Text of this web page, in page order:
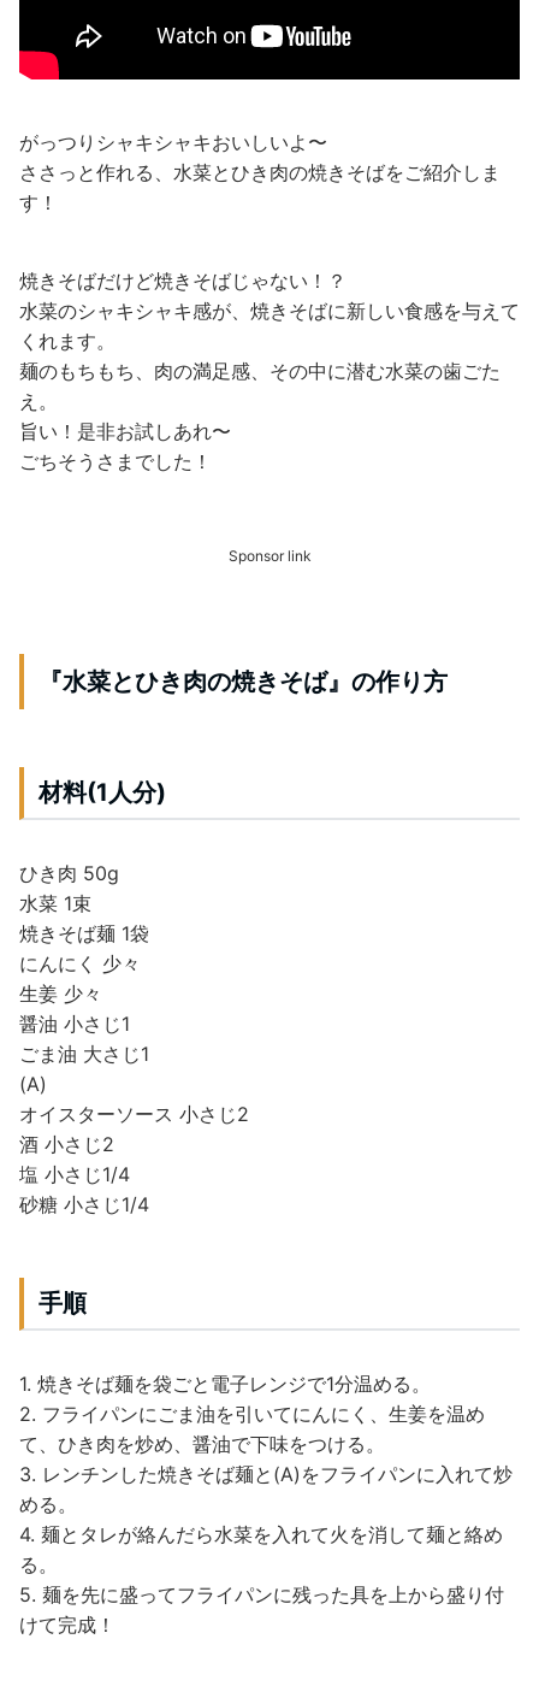
がっつりシャキシャキおいしいよ〜
ささっと作れる、水菜とひき肉の焼きそばをご紹介しま
す！
焼きそばだけど焼きそばじゃない！？
水菜のシャキシャキ感が、焼きそばに新しい食感を与えて
くれます。
麺のもちもち、肉の満足感、その中に潜む水菜の歯ごた
え。
旨い！是非お試しあれ〜
ごちそうさまでした！
Sponsor link
『水菜とひき肉の焼きそば』の作り方
材料(1人分)
ひき肉 50g
水菜 1束
焼きそば麺 1袋
にんにく 少々
生姜 少々
醤油 小さじ1
ごま油 大さじ1
(A)
オイスターソース 小さじ2
酒 小さじ2
塩 小さじ1/4
砂糖 小さじ1/4
手順
1. 焼きそば麺を袋ごと電子レンジで1分温める。
2. フライパンにごま油を引いてにんにく、生姜を温め
て、ひき肉を炒め、醤油で下味をつける。
3. レンチンした焼きそば麺と(A)をフライパンに入れて炒
める。
4. 麺とタレが絡んだら水菜を入れて火を消して麺と絡め
る。
5. 麺を先に盛ってフライパンに残った具を上から盛り付
けて完成！